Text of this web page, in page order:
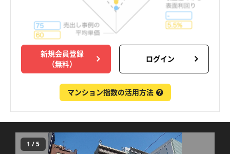
新規会員登録
（無料）
ログイン
マンション指数の活用方法
1 /5